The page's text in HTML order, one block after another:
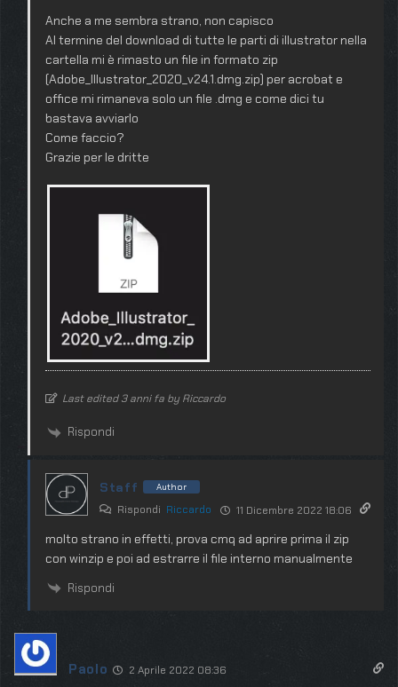
Anche a me sembra strano, non capisco
Al termine del download di tutte le parti di illustrator nella
cartella mi è rimasto un file in formato zip
(Adobe_Illustrator_2020_v24.1.dmg.zip) per acrobat e
office mi rimaneva solo un file .dmg e come dici tu
bastava avviarlo
Come faccio?
Grazie per le dritte
Last edited 3 anni fa by Riccardo
Rispondi
Staff Author
Rispondi Riccardo 11 Dicembre 2022 18:06
molto strano in effetti, prova cmq ad aprire prima il zip
con winzip e poi ad estrarre il file interno manualmente
Rispondi
Paolo 2 Aprile 2022 08:36